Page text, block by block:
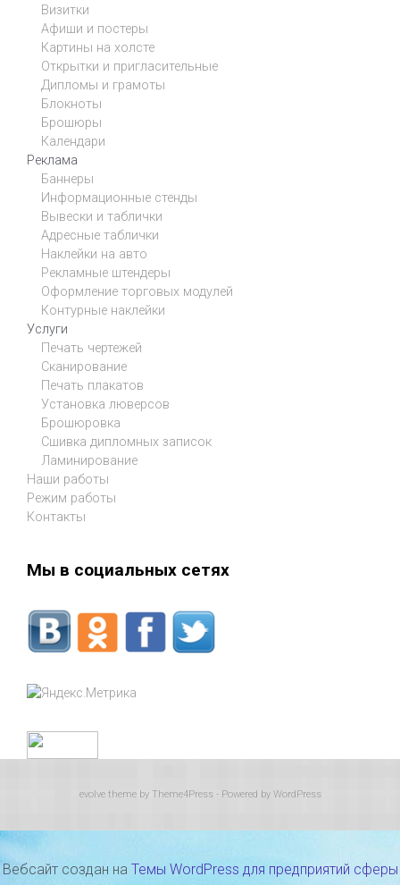
Визитки
Афиши и постеры
Картины на холсте
Открытки и пригласительные
Дипломы и грамоты
Блокноты
Брошюры
Календари
Реклама
Баннеры
Информационные стенды
Вывески и таблички
Адресные таблички
Наклейки на авто
Рекламные штендеры
Оформление торговых модулей
Контурные наклейки
Услуги
Печать чертежей
Сканирование
Печать плакатов
Установка люверсов
Брошюровка
Сшивка дипломных записок
Ламинирование
Наши работы
Режим работы
Контакты
Мы в социальных сетях
evolvetheme by Theme4Press - Powered by WordPress
Вебсайт создан на Темы WordPress для предприятий сферы